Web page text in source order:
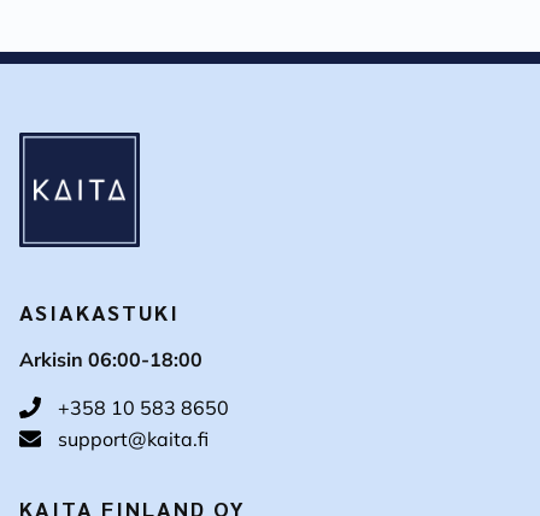
ASIAKASTUKI
Arkisin 06:00-18:00
+358 10 583 8650
support@kaita.fi
KAITA FINLAND OY